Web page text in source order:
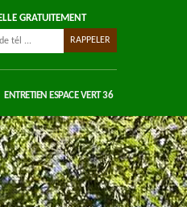
GRATUITEMENT
ENTRETIEN ESPACE VERT 36